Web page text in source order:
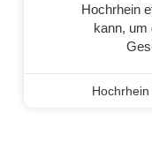
Hochrhein
kann, um